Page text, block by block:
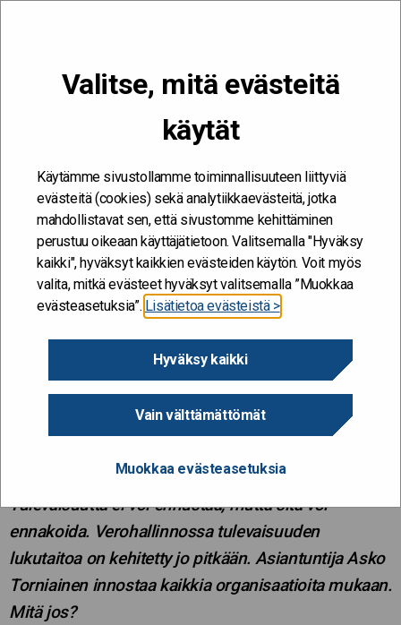
Valitse, mitä evästeitä
käytät
Käytämme sivustollamme toiminnallisuuteen liittyviä
evästeitä (cookies) sekä analytiikkaevästeitä, jotka
mahdollistavat sen, että sivustomme kehittäminen
perustuu oikeaan käyttäjätietoon. Valitsemalla "Hyväksy
kaikki", hyväksyt kaikkien evästeiden käytön. Voit myös
valita, mitkä evästeet hyväksyt valitsemalla ”Muokkaa
evästeasetuksia”. Lisätietoa evästeistä >
Hyväksy kaikki
Vain välttämättömät
Muokkaa evästeasetuksia
Kehitän ja kehityn #töissäSuomelle
Verohallinto herättelee lukemaan tulevaisuutta
Verohallinto herättelee
lukemaan tulevaisuutta
Tulevaisuutta ei voi ennustaa, mutta sitä voi
ennakoida. Verohallinnossa tulevaisuuden
lukutaitoa on kehitetty jo pitkään. Asiantuntija Asko
Torniainen innostaa kaikkia organisaatioita mukaan.
Mitä jos?